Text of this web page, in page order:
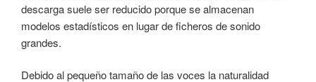
descarga suele ser reducido porque se almacenan
modelos estadísticos en lugar de ficheros de sonido
grandes.
Debido al pequeño tamaño de las voces la naturalidad